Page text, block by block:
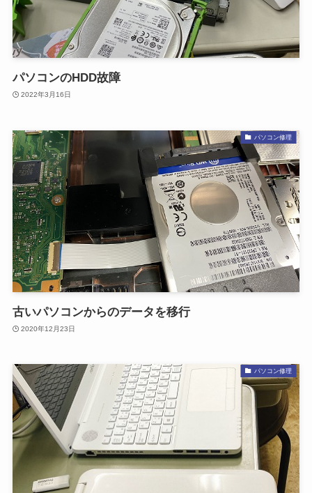
パソコンのHDD故障
2022年3月16日
パソコン修理
古いパソコンからのデータを移行
2020年12月23日
パソコン修理